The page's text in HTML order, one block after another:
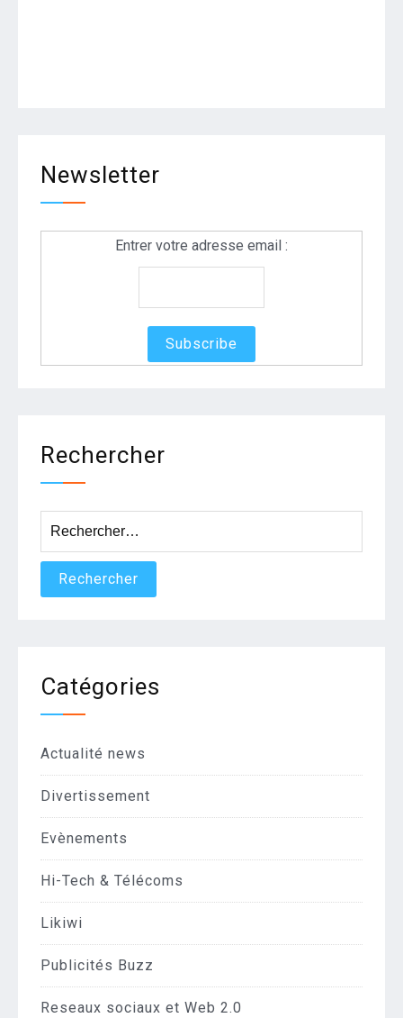
Newsletter
Entrer votre adresse email :
Rechercher
Catégories
Actualité news
Divertissement
Evènements
Hi-Tech & Télécoms
Likiwi
Publicités Buzz
Reseaux sociaux et Web 2.0